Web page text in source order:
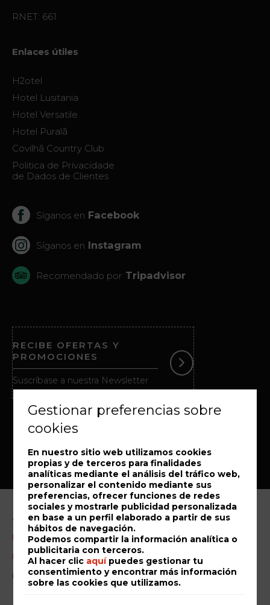
RNET: 661
Enlaces útiles
H2otel
Hotel Lusitania
Hotel Versatile
Hotel Puralã
Covilhã Country Club
Politica de Privacidade
de Dados de Clientes
Síganos en Facebook
Síganos en Instagram
Recomendado por Tripadvisor
RECIBE OFERTAS Y
PROMOCIONES
Suscríbase a nuestra Newsletter
Aviso Legal
Política de cookies
Libro de reclamaciones
RAL
Gestionar preferencias sobre
cookies
En nuestro sitio web utilizamos cookies
propias y de terceros para finalidades
analíticas mediante el análisis del tráfico web,
personalizar el contenido mediante sus
preferencias, ofrecer funciones de redes
sociales y mostrarle publicidad personalizada
en base a un perfil elaborado a partir de sus
hábitos de navegación.
Podemos compartir la información analítica o
publicitaria con terceros.
Al hacer clic aquípuedes gestionar tu
consentimiento y encontrar más información
sobre las cookies que utilizamos.